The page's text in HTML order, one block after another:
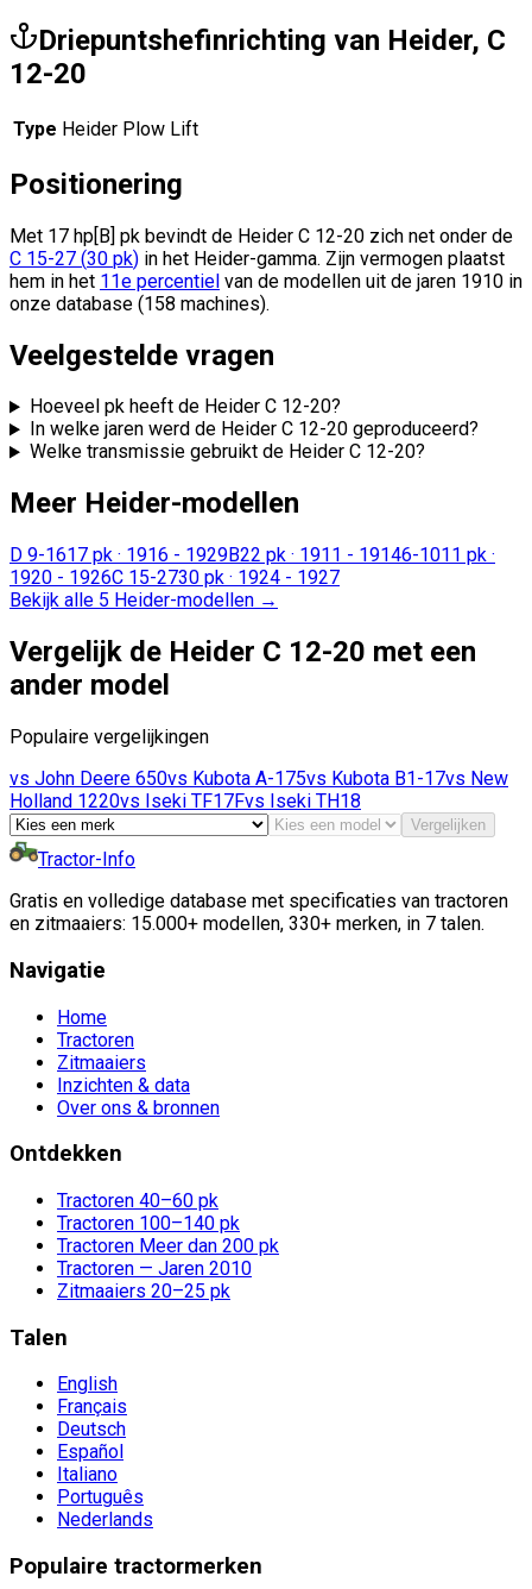
Driepuntshefinrichting van Heider, C
12-20
Type Heider Plow Lift
Positionering
Met 17 hp[B] pk bevindt de Heider C 12-20 zich net onder de
C 15-27 (30 pk) in het Heider-gamma. Zijn vermogen plaatst
hem in het 11e percentiel van de modellen uit de jaren 1910 in
onze database (158 machines).
Veelgestelde vragen
Hoeveel pk heeft de Heider C 12-20?
In welke jaren werd de Heider C 12-20 geproduceerd?
Welke transmissie gebruikt de Heider C 12-20?
Meer Heider-modellen
D 9-1617 pk · 1916 - 1929B22 pk · 1911 - 19146-1011 pk ·
1920 - 1926C 15-2730 pk · 1924 - 1927
Bekijk alle 5 Heider-modellen →
Vergelijk de Heider C 12-20 met een
ander model
Populaire vergelijkingen
vs John Deere 650vs Kubota A-175vs Kubota B1-17vs New
Holland 1220vs Iseki TF17Fvs Iseki TH18
Vergelijken
Tractor-Info
Gratis en volledige database met specificaties van tractoren
en zitmaaiers: 15.000+ modellen, 330+ merken, in 7 talen.
Navigatie
Home
Tractoren
Zitmaaiers
Inzichten & data
Over ons & bronnen
Ontdekken
Tractoren 40–60 pk
Tractoren 100–140 pk
Tractoren Meer dan 200 pk
Tractoren — Jaren 2010
Zitmaaiers 20–25 pk
Talen
English
Français
Deutsch
Español
Italiano
Português
Nederlands
Populaire tractormerken